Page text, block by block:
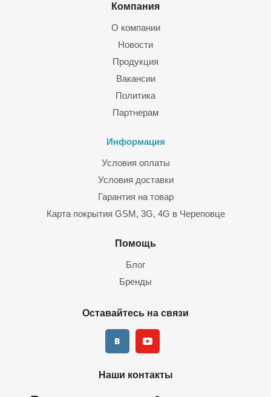
Компания
О компании
Новости
Продукция
Вакансии
Политика
Партнерам
Информация
Условия оплаты
Условия доставки
Гарантия на товар
Карта покрытия GSM, 3G, 4G в Череповце
Помощь
Блог
Бренды
Оставайтесь на связи
Наши контакты